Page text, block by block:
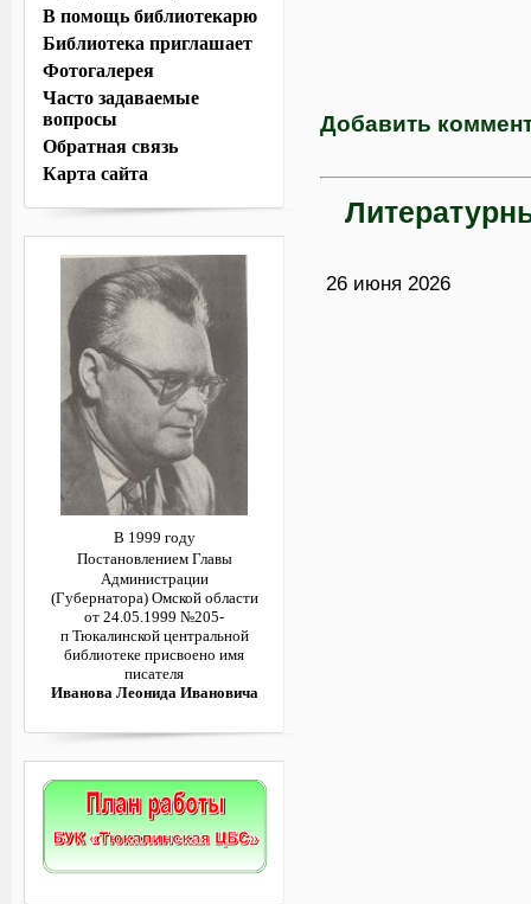
Добавить
26 июня 2026
В помощь библиотекарю
Библиотека приглашает
Фотогалерея
Часто задаваемые
вопросы
Обратная связь
Карта сайта
В 1999 году
Постановлением Главы
Администрации
(Губернатора) Омской области
от 24.05.1999 №205-
п Тюкалинской центральной
библиотеке присвоено имя
писателя
Иванова Леонида Ивановича